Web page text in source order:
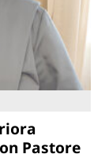
Pastore